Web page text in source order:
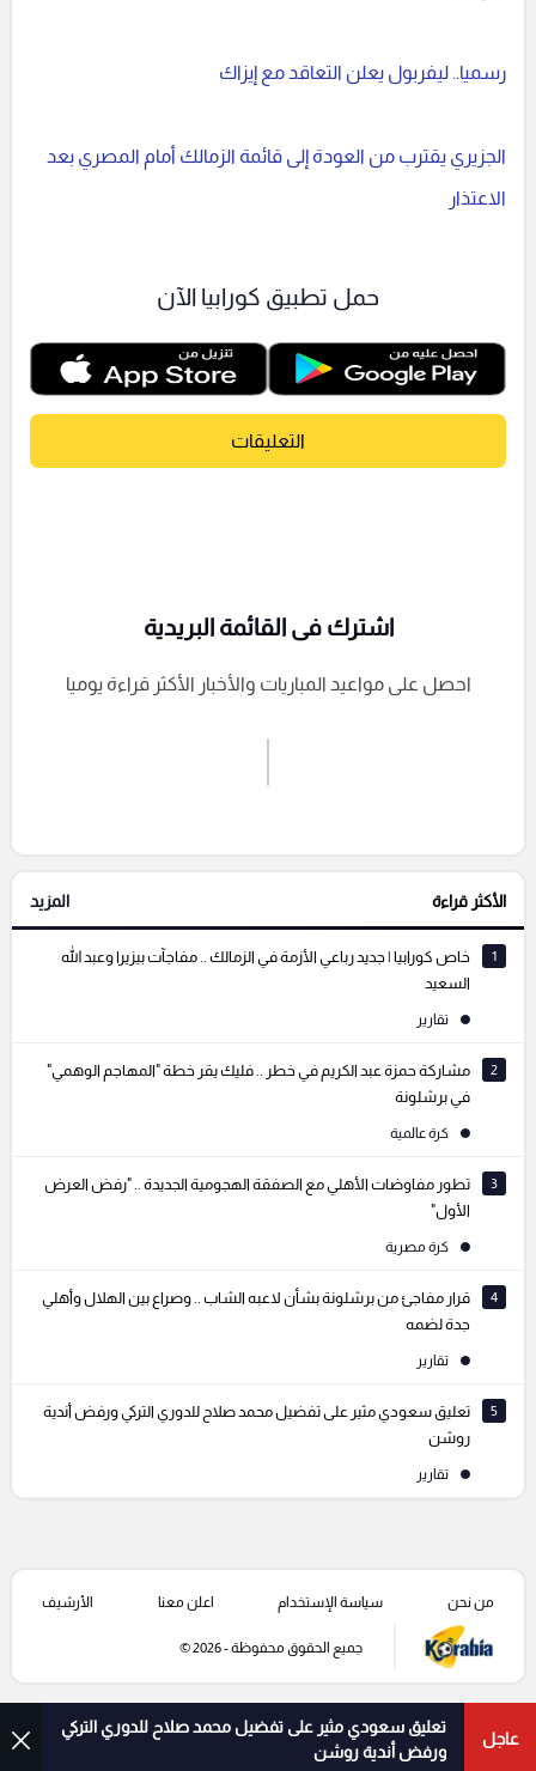
رسميا.. ليفربول يعلن التعاقد مع إيزاك
الجزيري يقترب من العودة إلى قائمة الزمالك أمام المصري بعد
الاعتذار
حمل تطبيق كورابيا الآن
التعليقات
إرسال تعليق
التعليقات السابقة
اشترك فى القائمة البريدية
احصل على مواعيد المباريات والأخبار الأكثر قراءة يوميا
الأكثر قراءة المزيد
1
خاص كورابيا | جديد رباعي الأزمة في الزمالك .. مفاجآت بيزيرا وعبد الله
السعيد
تقارير
2
مشاركة حمزة عبد الكريم في خطر .. فليك يقر خطة "المهاجم الوهمي"
في برشلونة
كرة عالمية
3
تطور مفاوضات الأهلي مع الصفقة الهجومية الجديدة .. "رفض العرض
الأول"
كرة مصرية
4
قرار مفاجئ من برشلونة بشأن لاعبه الشاب .. وصراع بين الهلال وأهلي
جدة لضمه
تقارير
5
تعليق سعودي مثير على تفضيل محمد صلاح للدوري التركي ورفض أندية
روشن
تقارير
عاجل
تعليق سعودي مثير على تفضيل محمد صلاح للدوري التركي
ورفض أندية روشن
من نحن سياسة الإستخدام اعلن معنا الأرشيف
جميع الحقوق محفوظة - 2026 ©